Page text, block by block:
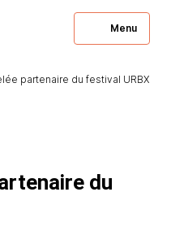
Menu
partenaire du festival URBX
du
nous engageons à
nous engageons à